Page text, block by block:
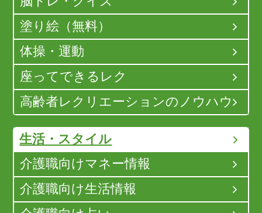
塗り絵（無料）
体操・運動
座ってできるレク
高齢者レクリエーションのノウハウ
生活・スタイル
介護職向けマネー情報
介護職向け生活情報